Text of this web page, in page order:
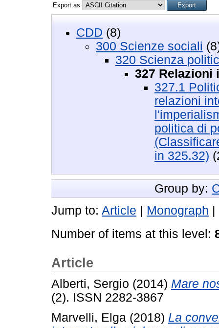
Export as
CDD (8)
300 Scienze sociali
320 Scienza
327 Relazioni
327.1
relazioni
politica di
in 325.32)
Group by:
Jump to: Article | Monograph |
Number of items at this level:
Article
Alberti, Sergio (2014) Mare
(2). ISSN 2282-3867
Marvelli, Elga (2018) La